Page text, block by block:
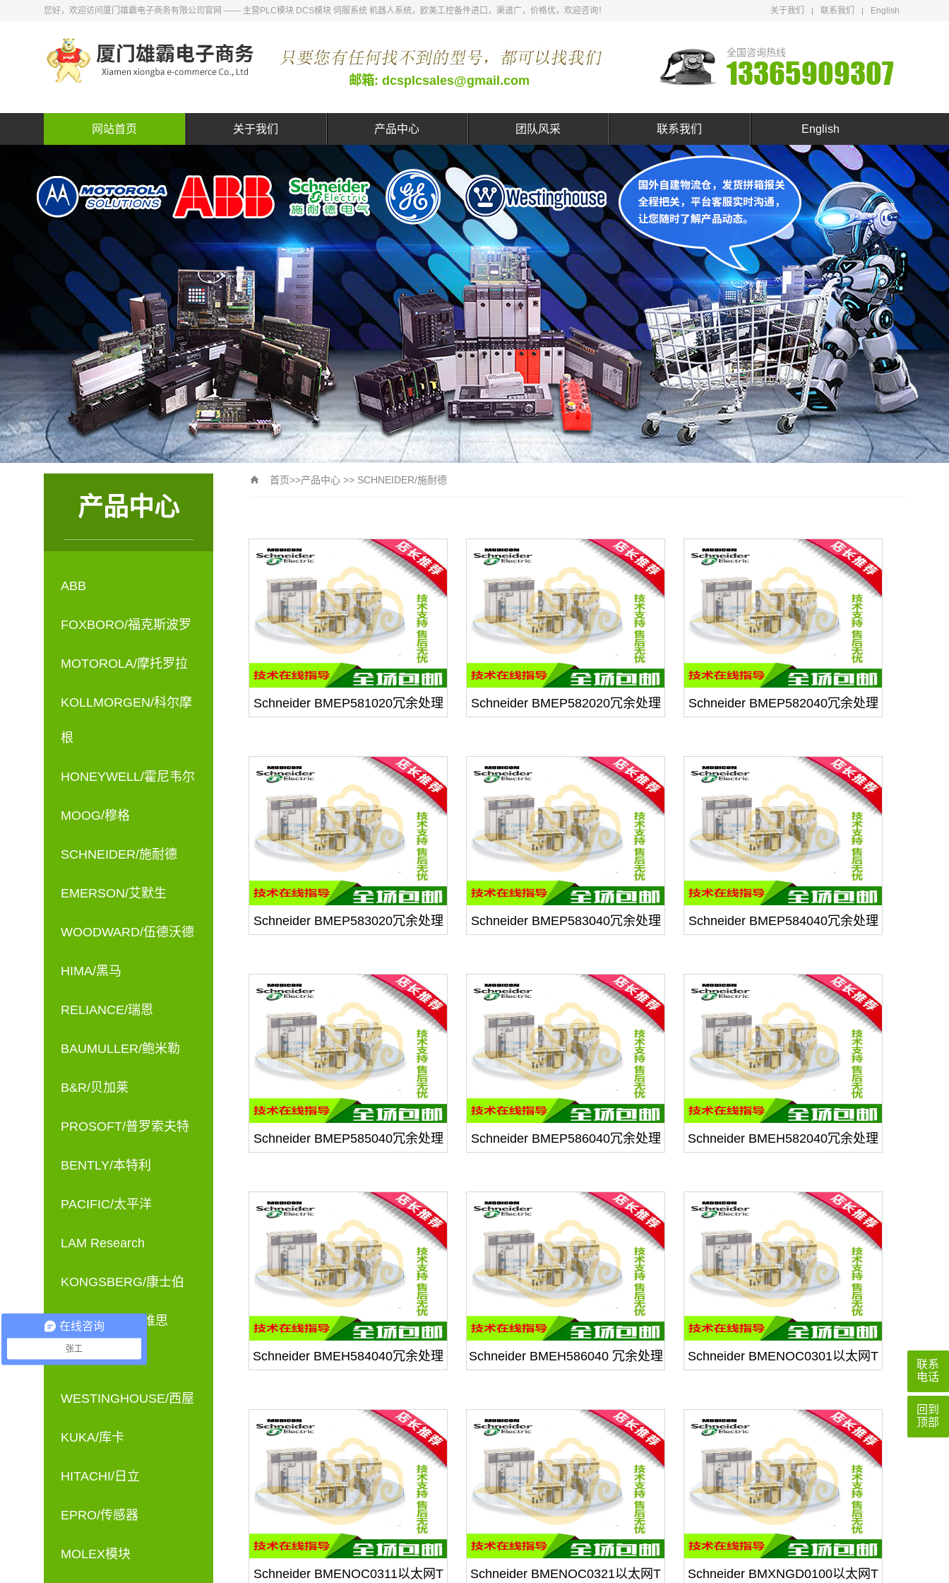
您好，欢迎访问厦门雄霸电子商务有限公司官网 ------ 主营PLC模块 DCS模块 伺服系统 机器人系统，欧美工控备件进口，渠道广，价格优，欢迎咨询！ 关于我们 联系我们 English
邮箱: dcsplcsales@gmail.com
全国咨询热线
13365909307
网站首页 关于我们 产品中心 团队风采 联系我们 English
产品中心
ABB
FOXBORO/福克斯波罗
MOTOROLA/摩托罗拉
KOLLMORGEN/科尔摩
根
HONEYWELL/霍尼韦尔
MOOG/穆格
SCHNEIDER/施耐德
EMERSON/艾默生
WOODWARD/伍德沃德
HIMA/黑马
RELIANCE/瑞恩
BAUMULLER/鲍米勒
B&R/贝加莱
PROSOFT/普罗索夫特
BENTLY/本特利
PACIFIC/太平洋
LAM Research
KONGSBERG/康士伯
TRICONEX/英维思
ICS TRIPLEX
WESTINGHOUSE/西屋
KUKA/库卡
HITACHI/日立
EPRO/传感器
MOLEX模块
首页>>产品中心 >> SCHNEIDER/施耐德
Schneider BMEP581020冗余处理
Schneider BMEP582020冗余处理
Schneider BMEP582040冗余处理
Schneider BMEP583020冗余处理
Schneider BMEP583040冗余处理
Schneider BMEP584040冗余处理
Schneider BMEP585040冗余处理
Schneider BMEP586040冗余处理
Schneider BMEH582040冗余处理
Schneider BMEH584040冗余处理
Schneider BMEH586040 冗余处理
Schneider BMENOC0301以太网T
Schneider BMENOC0311以太网T
Schneider BMENOC0321以太网T
Schneider BMXNGD0100以太网T
联系
电话
回到
顶部
在线咨询
张工